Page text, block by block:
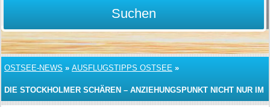
Suchen
OSTSEE-NEWS » AUSFLUGSTIPPS OSTSEE »
DIE STOCKHOLMER SCHÄREN – ANZIEHUNGSPUNKT NICHT NUR IM